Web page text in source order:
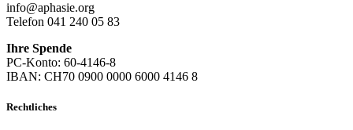
info@aphasie.org
Telefon 041 240 05 83
Ihre Spende
PC-Konto: 60-4146-8
IBAN: CH70 0900 0000 6000 4146 8
Rechtliches